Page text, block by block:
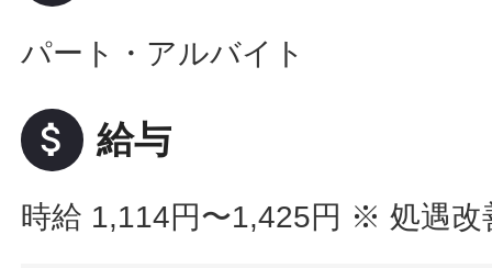
パート・アルバイト
attach_money 給与
時給 1,114円〜1,425円 ※ 処遇改